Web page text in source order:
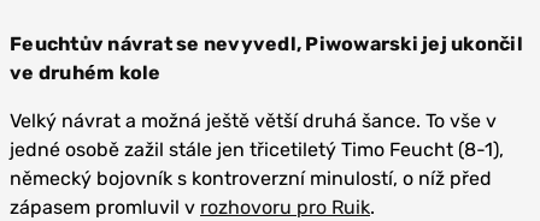
Feuchtův návrat se nevyvedl, Piwowarski jej ukončil
ve druhém kole
Velký návrat a možná ještě větší druhá šance. To vše v
jedné osobě zažil stále jen třicetiletý Timo Feucht (8-1),
německý bojovník s kontroverzní minulostí, o níž před
zápasem promluvil v rozhovoru pro Ruik.